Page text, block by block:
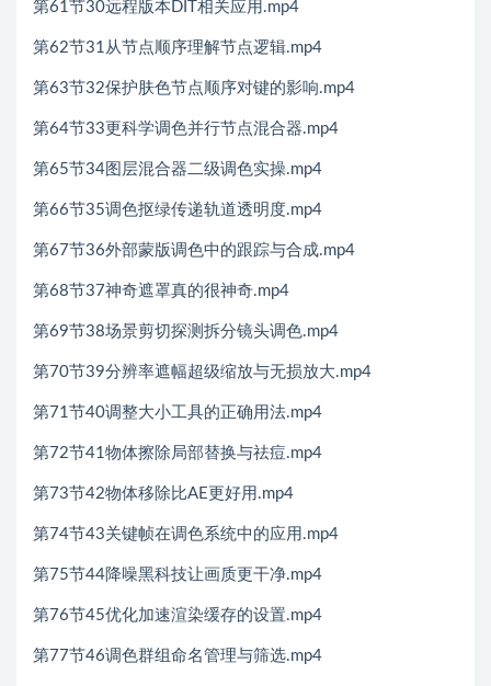
第61节30远程版本DIT相关应用.mp4
第62节31从节点顺序理解节点逻辑.mp4
第63节32保护肤色节点顺序对键的影响.mp4
第64节33更科学调色并行节点混合器.mp4
第65节34图层混合器二级调色实操.mp4
第66节35调色抠绿传递轨道透明度.mp4
第67节36外部蒙版调色中的跟踪与合成.mp4
第68节37神奇遮罩真的很神奇.mp4
第69节38场景剪切探测拆分镜头调色.mp4
第70节39分辨率遮幅超级缩放与无损放大.mp4
第71节40调整大小工具的正确用法.mp4
第72节41物体擦除局部替换与祛痘.mp4
第73节42物体移除比AE更好用.mp4
第74节43关键帧在调色系统中的应用.mp4
第75节44降噪黑科技让画质更干净.mp4
第76节45优化加速渲染缓存的设置.mp4
第77节46调色群组命名管理与筛选.mp4